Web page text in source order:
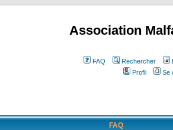
Association
FAQ Rechercher
Profil
Se
FAQ